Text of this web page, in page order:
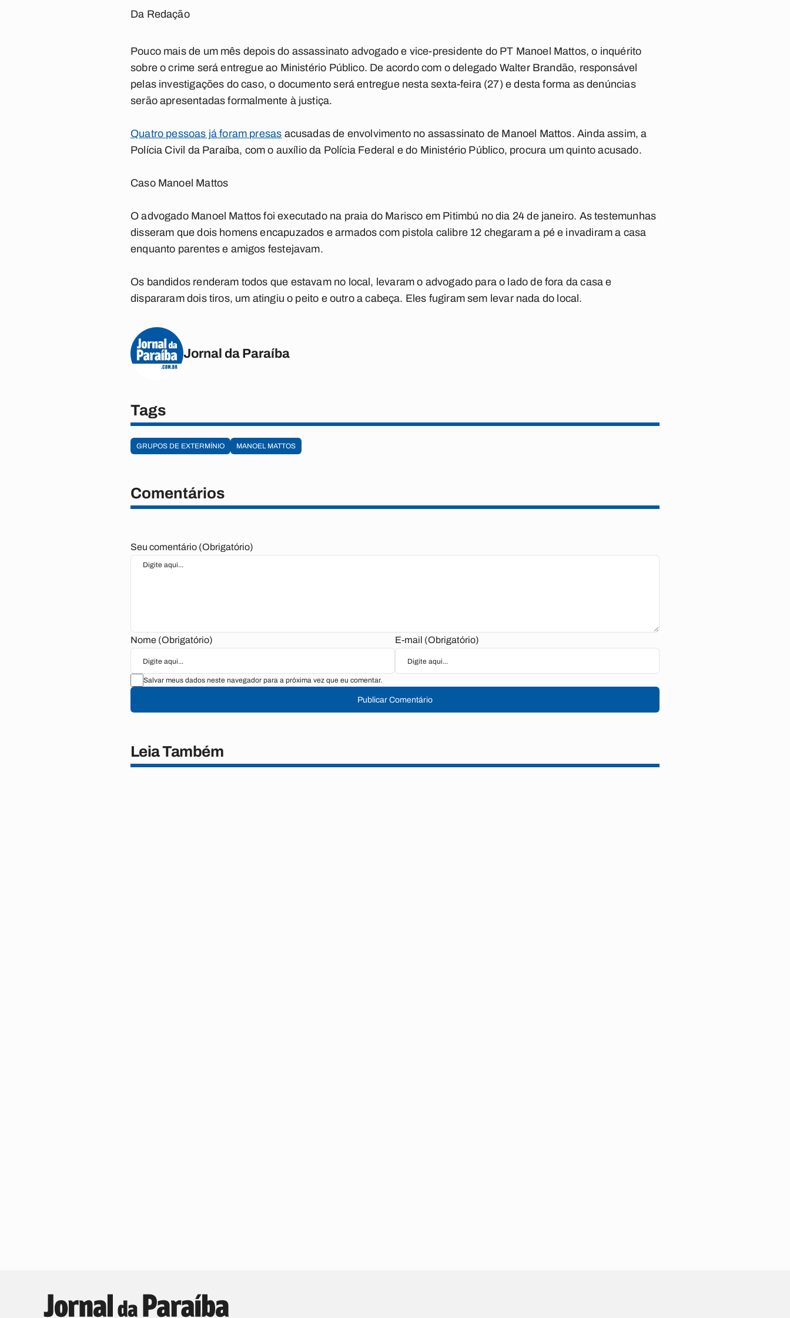
Da Redação
Pouco mais de um mês depois do assassinato advogado e vice-presidente do PT Manoel Mattos, o inquérito
sobre o crime será entregue ao Ministério Público. De acordo com o delegado Walter Brandão, responsável
pelas investigações do caso, o documento será entregue nesta sexta-feira (27) e desta forma as denúncias
serão apresentadas formalmente à justiça.
Quatro pessoas já foram presas acusadas de envolvimento no assassinato de Manoel Mattos. Ainda assim, a
Polícia Civil da Paraíba, com o auxílio da Polícia Federal e do Ministério Público, procura um quinto acusado.
Caso Manoel Mattos
O advogado Manoel Mattos foi executado na praia do Marisco em Pitimbú no dia 24 de janeiro. As testemunhas
disseram que dois homens encapuzados e armados com pistola calibre 12 chegaram a pé e invadiram a casa
enquanto parentes e amigos festejavam.
Os bandidos renderam todos que estavam no local, levaram o advogado para o lado de fora da casa e
dispararam dois tiros, um atingiu o peito e outro a cabeça. Eles fugiram sem levar nada do local.
Jornal da Paraíba
Tags
GRUPOS DE EXTERMÍNIO MANOEL MATTOS
Comentários
Seu comentário (Obrigatório)
Nome (Obrigatório) E-mail (Obrigatório)
Salvar meus dados neste navegador para a próxima vez que eu comentar.
Publicar Comentário
Leia Também